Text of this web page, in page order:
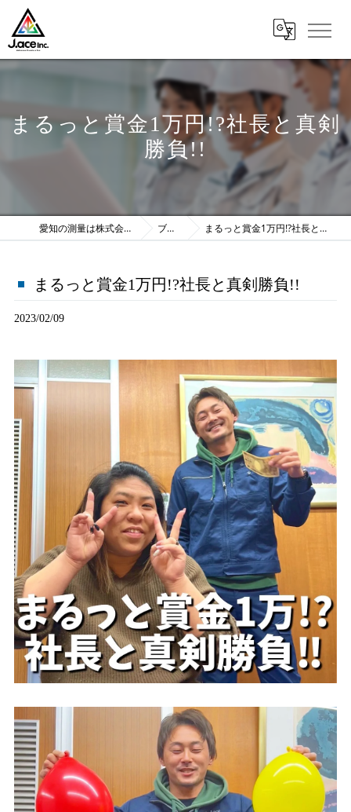
まるっと賞金1万円!?社長と真剣
勝負!!
愛知の測量は株式会社J.ace ブログ まるっと賞金1万円!?社長と真剣勝負!!
まるっと賞金1万円!?社長と真剣勝負!!
2023/02/09